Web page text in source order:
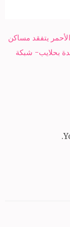
يتفقد مساكن
بحلايب- شبكة